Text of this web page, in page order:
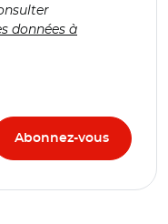
données à